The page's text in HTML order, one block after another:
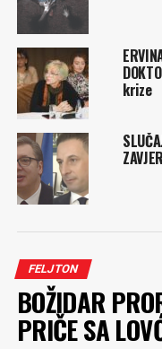
krize
FELJTON
BOŽIDAR
PRIČE SA